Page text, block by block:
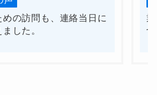
めの訪問も、連絡当日に
した。